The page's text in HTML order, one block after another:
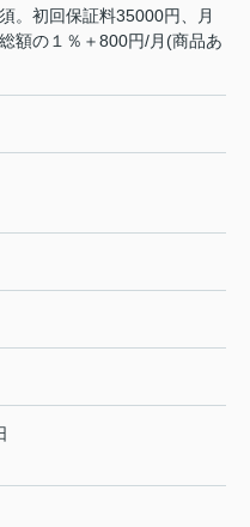
。初回保証料35000円、月
額の１％＋800円/月(商品あ